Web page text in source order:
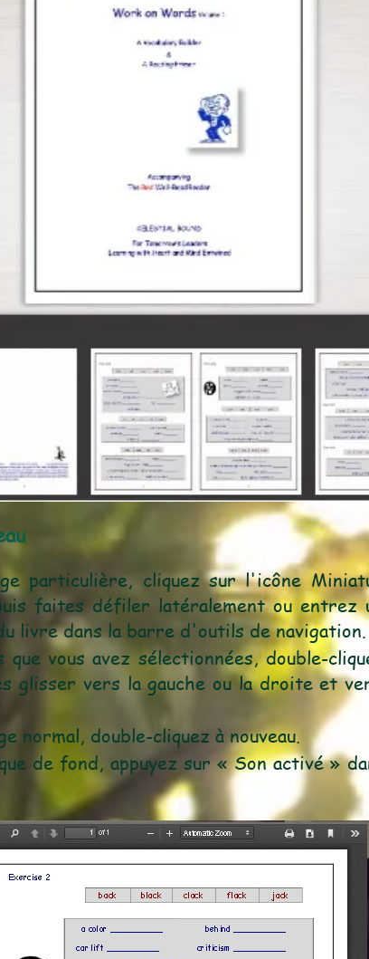
particulière, cliquez sur l'icône
faites défiler latéralement ou entrez
livre dans la barre d'outils de navigation.
vous avez sélectionnées, double-
glisser vers la gauche ou la droite et
normal, double-cliquez à nouveau.
de fond, appuyez sur « Son activé »